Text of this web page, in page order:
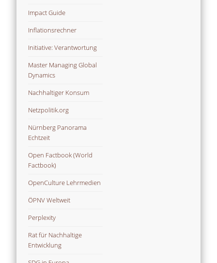
Impact Guide
Inflationsrechner
Initiative: Verantwortung
Master Managing Global
Dynamics
Nachhaltiger Konsum
Netzpolitik.org
Nürnberg Panorama
Echtzeit
Open Factbook (World
Factbook)
OpenCulture Lehrmedien
ÖPNV Weltweit
Perplexity
Rat für Nachhaltige
Entwicklung